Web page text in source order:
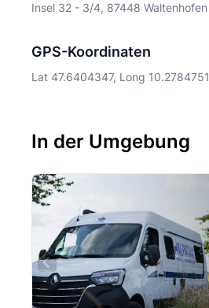
Insel 32 - 3/4, 87448 Waltenhofen
GPS-Koordinaten
Lat 47.6404347, Long 10.2784751
In der Umgebung